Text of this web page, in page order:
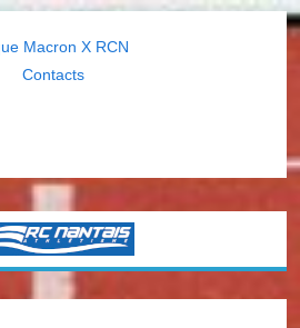
Macron X RCN
Contacts